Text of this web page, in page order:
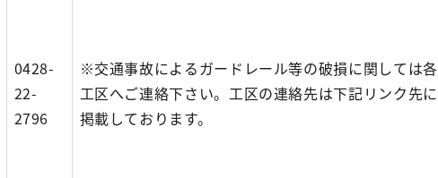
0428-
22-
2796
※交通事故によるガードレール等の破損に関しては各
工区へご連絡下さい。工区の連絡先は下記リンク先に
掲載しております。